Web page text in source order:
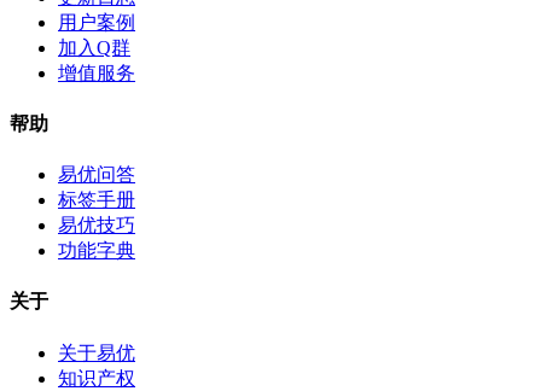
用户案例
加入Q群
增值服务
帮助
易优问答
标签手册
易优技巧
功能字典
关于
关于易优
知识产权